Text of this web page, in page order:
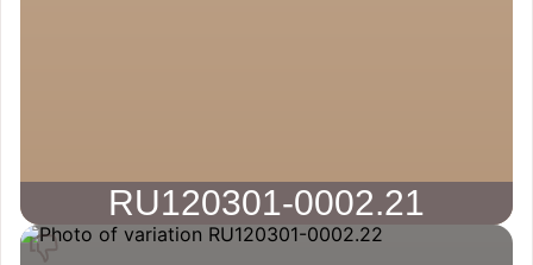
RU120301-0002.21